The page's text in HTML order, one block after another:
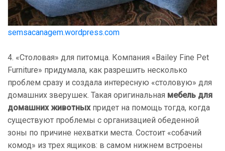
semsacanagem.wordpress.com
4. «Столовая» для питомца. Компания «Bailey Fine Pet
Furniture» придумала, как разрешить несколько
проблем сразу и создала интересную «столовую» для
домашних зверушек. Такая оригинальная мебель для
домашних животных придет на помощь тогда, когда
существуют проблемы с организацией обеденной
зоны по причине нехватки места. Состоит «собачий
комод» из трех ящиков: в самом нижнем встроены